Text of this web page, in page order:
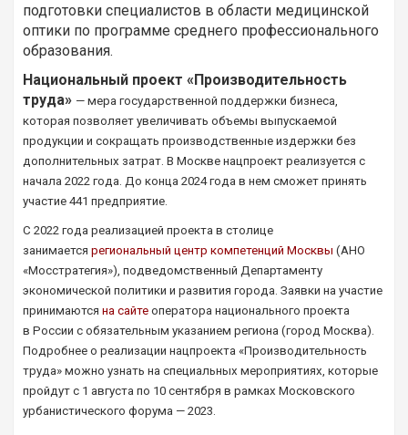
подготовки специалистов в области медицинской
оптики по программе среднего профессионального
образования.
Национальный проект «Производительность
труда» — мера государственной поддержки бизнеса,
которая позволяет увеличивать объемы выпускаемой
продукции и сокращать производственные издержки без
дополнительных затрат. В Москве нацпроект реализуется с
начала 2022 года. До конца 2024 года в нем сможет принять
участие 441 предприятие.
С 2022 года реализацией проекта в столице
занимается региональный центр компетенций Москвы (АНО
«Мосстратегия»), подведомственный Департаменту
экономической политики и развития города. Заявки на участие
принимаются на сайте оператора национального проекта
в России с обязательным указанием региона (город Москва).
Подробнее о реализации нацпроекта «Производительность
труда» можно узнать на специальных мероприятиях, которые
пройдут с 1 августа по 10 сентября в рамках Московского
урбанистического форума — 2023.